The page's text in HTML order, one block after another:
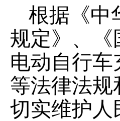
根据《中
规定》、《
电动自行
等法律法规
切实维护人